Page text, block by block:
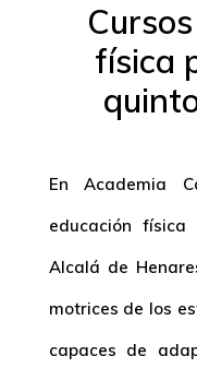
física
En Academia
educación
Alcalá de
motrices de los
capaces de